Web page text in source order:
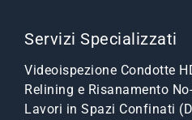
Servizi Specializzati
Videoispezione Condotte
Relining e Risanamento
Lavori in Spazi Confinati